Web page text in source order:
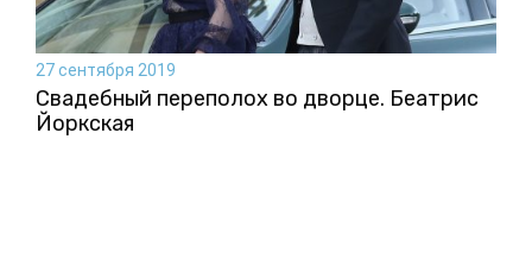
27 сентября 2019
Свадебный переполох во дворце. Беатрис
Йоркская